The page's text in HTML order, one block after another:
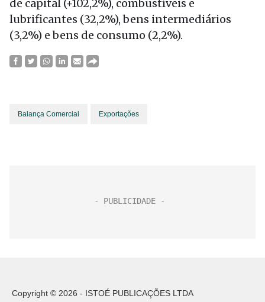
de capital (+102,2%), combustíveis e
lubrificantes (32,2%), bens intermediários
(3,2%) e bens de consumo (2,2%).
Balança Comercial Exportações
Copyright © 2026 - ISTOÉ PUBLICAÇÕES LTDA